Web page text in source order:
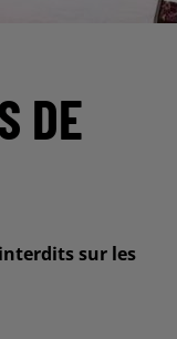
DE
sur les